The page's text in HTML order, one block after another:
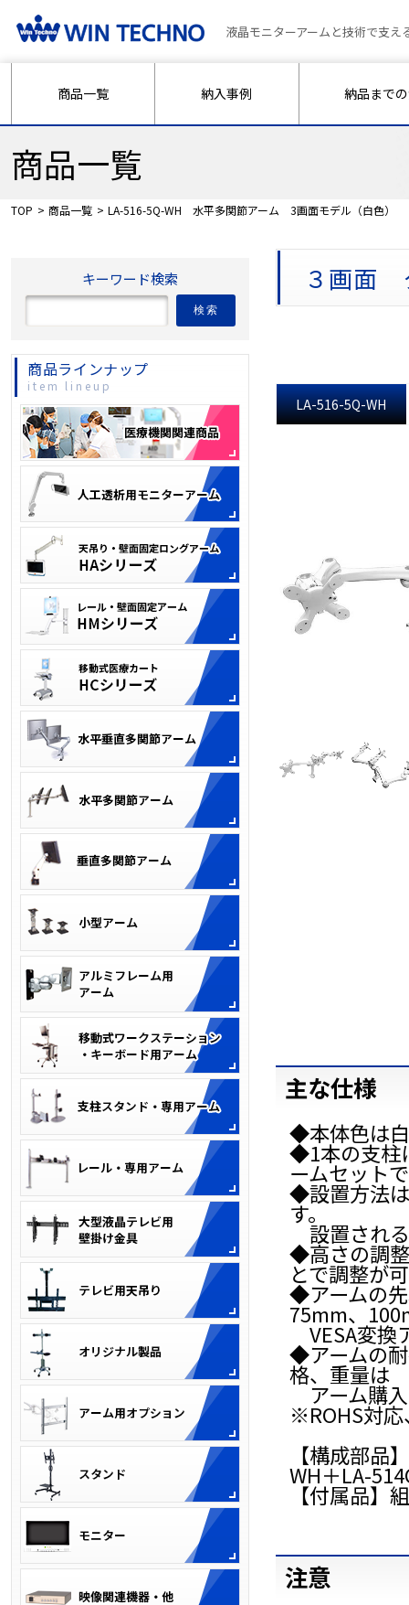
液晶モニターアームと技術で支
商品一覧 納入事例 納品まで
商品一覧
TOP 商品一覧 LA-516-5Q-WH 水平多関節アーム 3画面モデル（白色）
３画面
LA-516-5Q-WH
主な仕様
◆本体色は
◆1本の支柱
ームセット
◆設置方法
す。
設置される
◆高さの調
とで調整が
◆アームの先
75mm、
VESA変換
◆アームの耐
格、重量は
アーム購入
※ROHS対
【構成部品】
WH＋LA-
【付属品
注意
キーワード検索
検索
商品ラインナップ
item lineup